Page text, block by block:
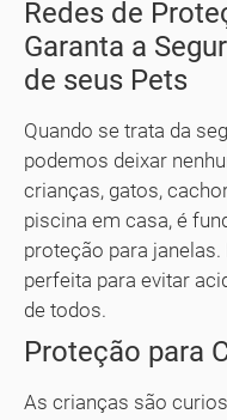
Redes de
Garanta a
de seus Pets
Quando se trata da
podemos deixar
crianças, gatos,
piscina em casa, é
proteção para
perfeita para evitar
de todos.
Proteção para
As crianças são